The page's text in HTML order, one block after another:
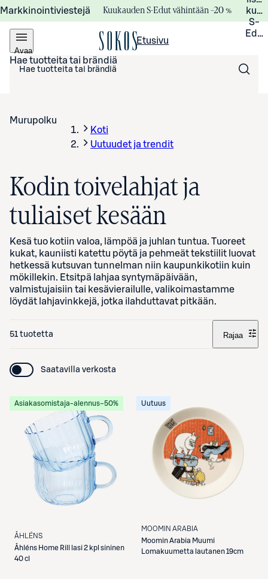
Markkinointiviestejä Kuukauden S-Edut vähintään –20 %
S-
Avaa
valikko
Etusivu
Hae tuotteita tai brändiä
Murupolku
Koti
Uutuudet ja trendit
Kodin toivelahjat ja
tuliaiset kesään
Kesä tuo kotiin valoa, lämpöä ja juhlan tuntua. Tuoreet
kukat, kauniisti katettu pöytä ja pehmeät tekstiilit luovat
hetkessä kutsuvan tunnelman niin kaupunkikotiin kuin
mökillekin. Etsitpä lahjaa syntymäpäivään,
valmistujaisiin tai kesävierailulle, valikoimastamme
löydät lahjavinkkejä, jotka ilahduttavat pitkään.
51 tuotetta Rajaa
Saatavilla verkosta
Asiakasomistaja-alennus−50%
ÅHLÉNS
Åhléns Home Rill lasi 2 kpl sininen
40 cl
Uutuus
MOOMIN ARABIA
Moomin Arabia Muumi
Lomakuumetta lautanen 19cm